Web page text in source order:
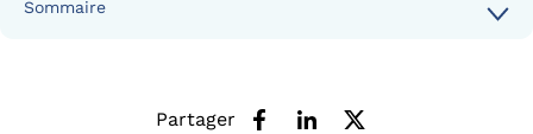
Sommaire
Partager